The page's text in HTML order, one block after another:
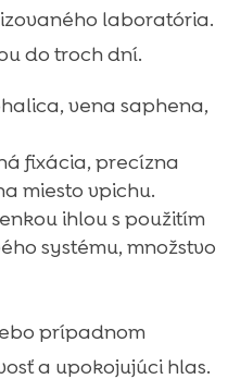
laboratória.
do troch dní.
vena saphena,
fixácia, precízna
miesto vpichu.
ihlou s použitím
systému, množstvo
prípadnom
a upokojujúci hlas.